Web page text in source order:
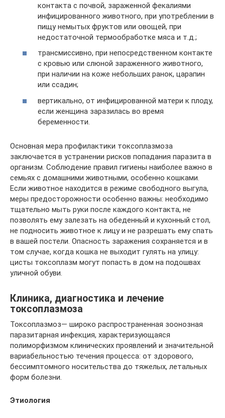
контакта с почвой, зараженной фекалиями
инфицированного животного, при употреблении в
пищу немытых фруктов или овощей, при
недостаточной термообработке мяса и т.д.;
трансмиссивно, при непосредственном контакте
с кровью или слюной зараженного животного,
при наличии на коже небольших ранок, царапин
или ссадин;
вертикально, от инфицированной матери к плоду,
если женщина заразилась во время
беременности.
Основная мера профилактики токсоплазмоза
заключается в устранении рисков попадания паразита в
организм. Соблюдение правил гигиены наиболее важно в
семьях с домашними животными, особенно кошками.
Если животное находится в режиме свободного выгула,
меры предосторожности особенно важны: необходимо
тщательно мыть руки после каждого контакта, не
позволять ему залезать на обеденный и кухонный стол,
не подносить животное к лицу и не разрешать ему спать
в вашей постели. Опасность заражения сохраняется и в
том случае, когда кошка не выходит гулять на улицу:
цисты токсоплазм могут попасть в дом на подошвах
уличной обуви.
Клиника, диагностика и лечение
токсоплазмоза
Токсоплазмоз— широко распространенная зоонозная
паразитарная инфекция, характеризующаяся
полиморфизмом клинических проявлений и значительной
вариабельностью течения процесса: от здорового,
бессимптомного носительства до тяжелых, летальных
форм болезни.
Этиология